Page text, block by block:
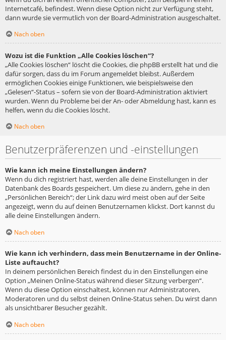
Internetcafé, befindest. Wenn diese Option nicht zur Verfügung steht,
dann wurde sie vermutlich von der Board-Administration ausgeschaltet.
Nach oben
Wozu ist die Funktion „Alle Cookies löschen“?
„Alle Cookies löschen“ löscht die Cookies, die phpBB erstellt hat und die
dafür sorgen, dass du im Forum angemeldet bleibst. Außerdem
ermöglichen Cookies einige Funktionen, wie beispielsweise den
„Gelesen“-Status – sofern sie von der Board-Administration aktiviert
wurden. Wenn du Probleme bei der An- oder Abmeldung hast, kann es
helfen, wenn du die Cookies löscht.
Nach oben
Benutzerpräferenzen und -einstellungen
Wie kann ich meine Einstellungen ändern?
Wenn du dich registriert hast, werden alle deine Einstellungen in der
Datenbank des Boards gespeichert. Um diese zu ändern, gehe in den
„Persönlichen Bereich“; der Link dazu wird meist oben auf der Seite
angezeigt, wenn du auf deinen Benutzernamen klickst. Dort kannst du
alle deine Einstellungen ändern.
Nach oben
Wie kann ich verhindern, dass mein Benutzername in der Online-
Liste auftaucht?
In deinem persönlichen Bereich findest du in den Einstellungen eine
Option „Meinen Online-Status während dieser Sitzung verbergen“.
Wenn du diese Option einschaltest, können nur Administratoren,
Moderatoren und du selbst deinen Online-Status sehen. Du wirst dann
als unsichtbarer Besucher gezählt.
Nach oben